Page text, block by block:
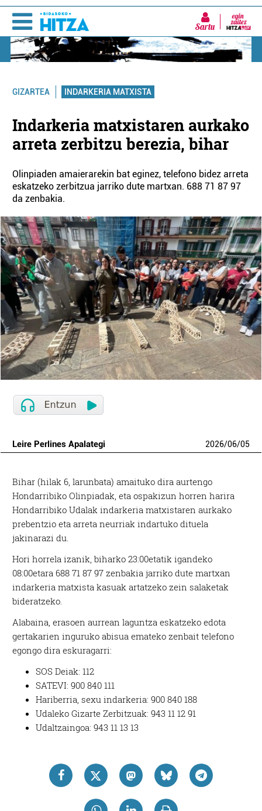
Sartu
GIZARTEA INDARKERIA MATXISTA
Indarkeria matxistaren aurkako
arreta zerbitzu berezia, bihar
Olinpiaden amaierarekin bat eginez, telefono bidez arreta
eskatzeko zerbitzua jarriko dute martxan. 688 71 87 97
da zenbakia.
Leire Perlines Apalategi 2026/06/05
Bihar (hilak 6, larunbata) amaituko dira aurtengo
Hondarribiko Olinpiadak, eta ospakizun horren harira
Hondarribiko Udalak indarkeria matxistaren aurkako
prebentzio eta arreta neurriak indartuko dituela
jakinarazi du.
Hori horrela izanik, biharko 23:00etatik igandeko
08:00etara 688 71 87 97 zenbakia jarriko dute martxan
indarkeria matxista kasuak artatzeko zein salaketak
bideratzeko.
Alabaina, erasoen aurrean laguntza eskatzeko edota
gertakarien inguruko abisua emateko zenbait telefono
egongo dira eskuragarri:
SOS Deiak: 112
SATEVI: 900 840 111
Hariberria, sexu indarkeria: 900 840 188
Udaleko Gizarte Zerbitzuak: 943 11 12 91
Udaltzaingoa: 943 11 13 13